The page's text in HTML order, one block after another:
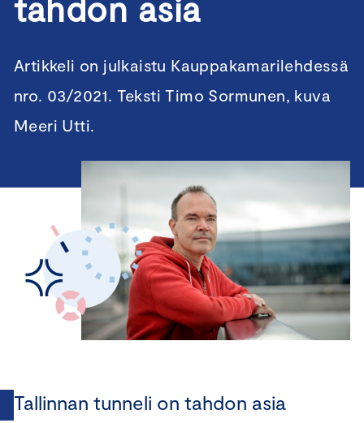
tahdon asia
Artikkeli on julkaistu Kauppakamarilehdessä
nro. 03/2021. Teksti Timo Sormunen, kuva
Meeri Utti.
Tallinnan tunneli on tahdon asia